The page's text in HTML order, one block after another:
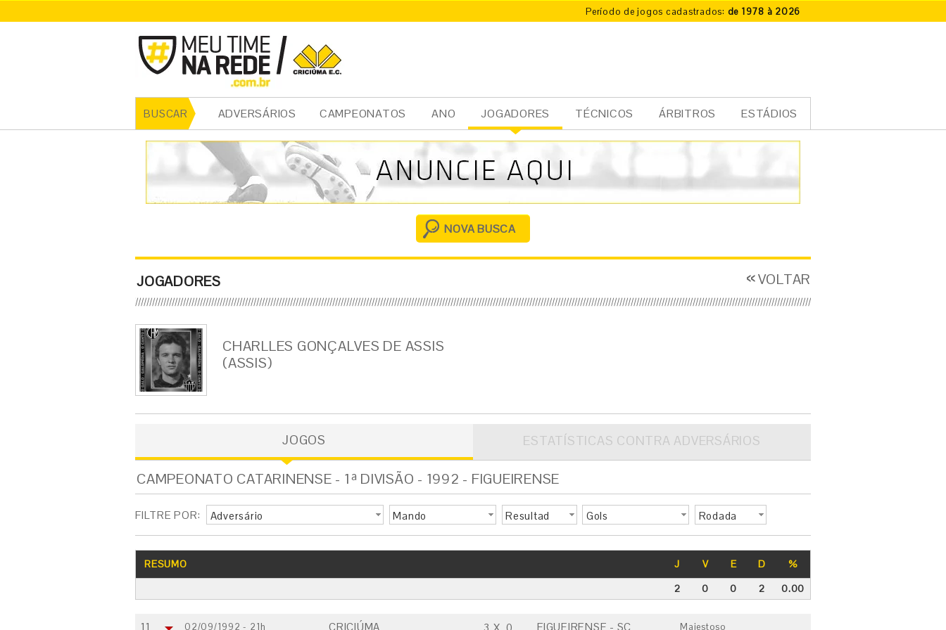
Período de jogos cadastrados: de 1978 à 2026
BUSCAR ADVERSÁRIOS CAMPEONATOS ANO JOGADORES TÉCNICOS ÁRBITROS ESTÁDIOS
cia
l
NOVA BUSCA
JOGADORES VOLTAR
CHARLLES GONÇALVES DE ASSIS
(ASSIS)
JOGOS ESTATÍSTICAS CONTRA ADVERSÁRIOS
CAMPEONATO CATARINENSE - 1ª DIVISÃO - 1992 - FIGUEIRENSE
FILTRE POR: Adversário Mando
Resultad
Gols Rodada
RESUMO J V E D
%
2
0 0 2 0.00
11 02/09/1992 - 21h CRICIÚMA FIGUEIRENSE - SC Majestoso